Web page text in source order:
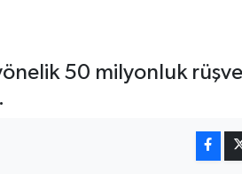
50 milyonluk